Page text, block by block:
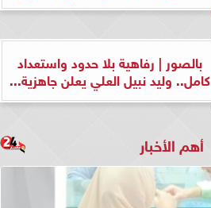
بالصور | رفاهية بلا حدود واستعداد
كامل.. وليد نبيل العلي يعلن جاهزية...
أهم الأخبار